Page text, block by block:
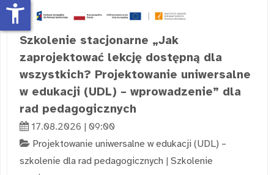
Szkolenie stacjonarne „Jak
zaprojektować lekcję dostępną dla
wszystkich? Projektowanie uniwersalne
w edukacji (UDL) – wprowadzenie” dla
rad pedagogicznych
17.08.2026 | 09:00
Projektowanie uniwersalne w edukacji (UDL) –
szkolenie dla rad pedagogicznych | Szkolenie
accessibility_new